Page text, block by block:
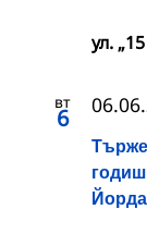
ул.
вт
6